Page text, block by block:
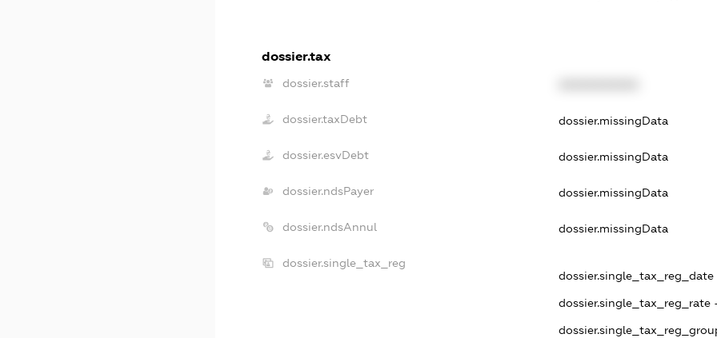
dossier.tax
dossier.staff
dossier.taxDebt dossier.missingData
dossier.esvDebt dossier.missingData
dossier.ndsPayer dossier.missingData
dossier.ndsAnnul dossier.missingData
dossier.single_tax_reg
dossier.single_tax_reg_date -
dossier.single_tax_reg_rate